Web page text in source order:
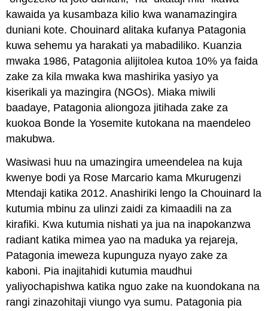
kawaida ya kusambaza kilio kwa wanamazingira
duniani kote. Chouinard alitaka kufanya Patagonia
kuwa sehemu ya harakati ya mabadiliko. Kuanzia
mwaka 1986, Patagonia alijitolea kutoa 10% ya faida
zake za kila mwaka kwa mashirika yasiyo ya
kiserikali ya mazingira (NGOs). Miaka miwili
baadaye, Patagonia aliongoza jitihada zake za
kuokoa Bonde la Yosemite kutokana na maendeleo
makubwa.
Wasiwasi huu na umazingira umeendelea na kuja
kwenye bodi ya Rose Marcario kama Mkurugenzi
Mtendaji katika 2012. Anashiriki lengo la Chouinard la
kutumia mbinu za ulinzi zaidi za kimaadili na za
kirafiki. Kwa kutumia nishati ya jua na inapokanzwa
radiant katika mimea yao na maduka ya rejareja,
Patagonia imeweza kupunguza nyayo zake za
kaboni. Pia inajitahidi kutumia maudhui
yaliyochapishwa katika nguo zake na kuondokana na
rangi zinazohitaji viungo vya sumu. Patagonia pia